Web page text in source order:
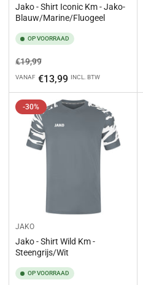
Jako - Shirt Iconic Km - Jako-
Blauw/Marine/Fluogeel
OP VOORRAAD
Normale
prijs
€19,99Aanbiedingsprijs
VANAF €13,99 INCL. BTW
-30%
JAKO
Jako - Shirt Wild Km -
Steengrijs/Wit
OP VOORRAAD